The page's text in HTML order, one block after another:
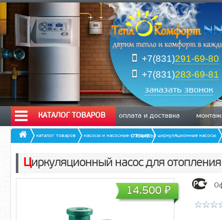
+7(831)291-69-80
+7(831)283-69-81
заказать звонок
КАТАЛОГ ТОВАРОВ оплата и доставка монтаж
отзывы
каталог товаров насосы и насосные станции циркуляционные насосы
Циркуляционный насос для
14.500₽